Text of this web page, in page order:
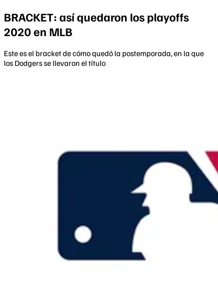
BRACKET: así quedaron los playoffs
2020 en MLB
Este es el bracket de cómo quedó la postemporada, en la que
los Dodgers se llevaron el título